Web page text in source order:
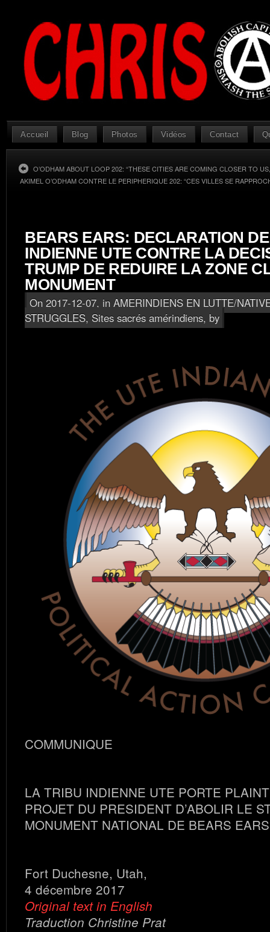
Accueil Blog Photos Vidéos Contact
O’ODHAM ABOUT LOOP 202: “THESE CITIES ARE COMING CLOSER TO
AKIMEL O’ODHAM CONTRE LE PERIPHERIQUE 202: “CES VILLES SE
BEARS EARS: DECLARATION
INDIENNE UTE CONTRE LA
TRUMP DE REDUIRE LA ZONE
MONUMENT
On 2017-12-07, in AMERINDIENS EN LUTTE/
STRUGGLES, Sites sacrés amérindiens, by
COMMUNIQUE
LA TRIBU INDIENNE UTE PORTE
PROJET DU PRESIDENT D’ABOLIR LE
MONUMENT NATIONAL DE BEARS EARS
Fort Duchesne, Utah,
4 décembre 2017
Original text in English
Traduction Christine Prat